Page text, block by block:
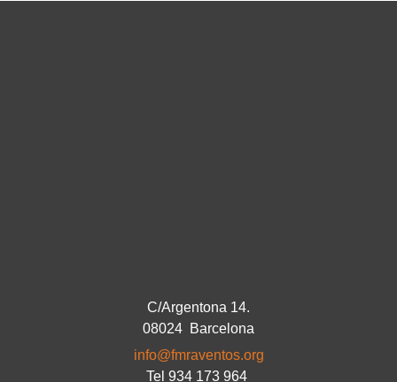
C/Argentona 14.
08024 Barcelona
info@fmraventos.org
Tel 934 173 964